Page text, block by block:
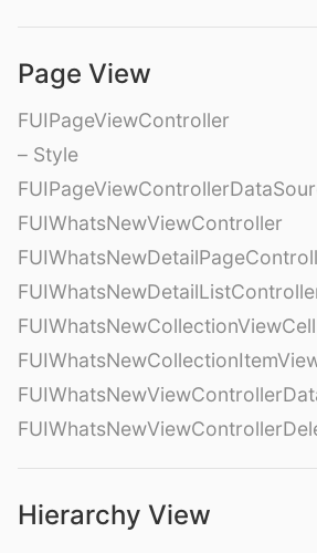
Page View
FUIPageViewController
– Style
FUIWhatsNewViewController
FUIWhatsNewCollectionViewCell
Hierarchy View